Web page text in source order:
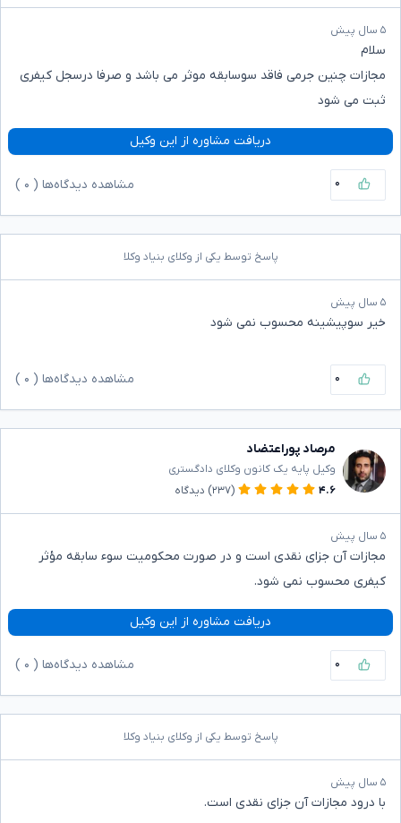
۵ سال پیش
سلام
مجازات چنین جرمی فاقد سوسابقه موثر می باشد و صرفا درسجل کیفری
ثبت می شود
دریافت مشاوره از این وکیل
۰ مشاهده دیدگاه‌ها ( ۰
پاسخ توسط یکی از وکلای بنیاد وکلا
۵ سال پیش
خیر سوپیشینه محسوب نمی شود
۰ مشاهده دیدگاه‌ها ( ۰
مرصاد پوراعتضاد
وکیل پایه یک کانون وکلای دادگستری
۴.۶
(۲۳۷) دیدگاه
۵ سال پیش
مجازات آن جزای نقدی است و در صورت محکومیت سوء سابقه مؤثر
کیفری محسوب نمی شود.
دریافت مشاوره از این وکیل
۰ مشاهده دیدگاه‌ها ( ۰
پاسخ توسط یکی از وکلای بنیاد وکلا
۵ سال پیش
با درود مجازات آن جزای نقدی است.